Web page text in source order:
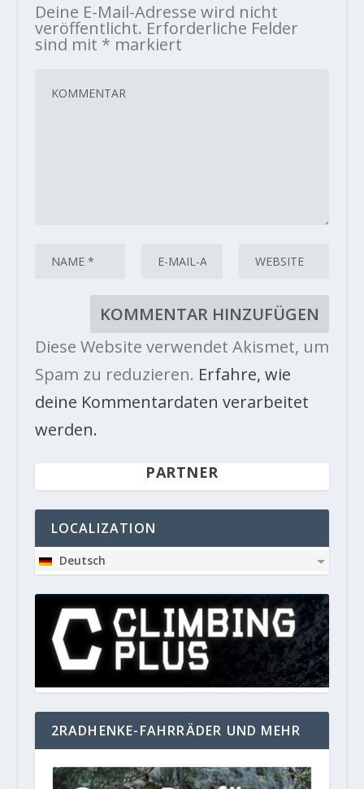
Deine E-Mail-Adresse wird nicht
veröffentlicht. Erforderliche Felder
sind mit * markiert
Diese Website verwendet Akismet, um
Spam zu reduzieren. Erfahre, wie
deine Kommentardaten verarbeitet
werden.
PARTNER
LOCALIZATION
Deutsch
2RADHENKE-FAHRRÄDER UND MEHR